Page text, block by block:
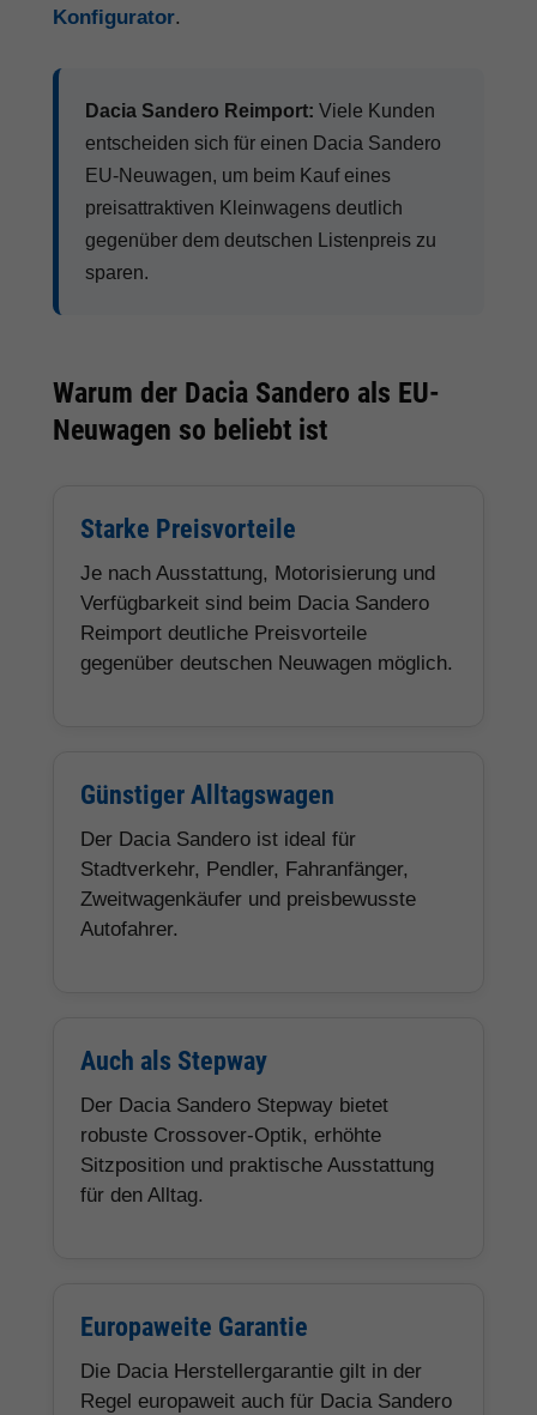
Konfigurator.
Dacia Sandero Reimport: Viele Kunden
entscheiden sich für einen Dacia Sandero
EU-Neuwagen, um beim Kauf eines
preisattraktiven Kleinwagens deutlich
gegenüber dem deutschen Listenpreis zu
sparen.
Warum der Dacia Sandero als EU-
Neuwagen so beliebt ist
Starke Preisvorteile
Je nach Ausstattung, Motorisierung und
Verfügbarkeit sind beim Dacia Sandero
Reimport deutliche Preisvorteile
gegenüber deutschen Neuwagen möglich.
Günstiger Alltagswagen
Der Dacia Sandero ist ideal für
Stadtverkehr, Pendler, Fahranfänger,
Zweitwagenkäufer und preisbewusste
Autofahrer.
Auch als Stepway
Der Dacia Sandero Stepway bietet
robuste Crossover-Optik, erhöhte
Sitzposition und praktische Ausstattung
für den Alltag.
Europaweite Garantie
Die Dacia Herstellergarantie gilt in der
Regel europaweit auch für Dacia Sandero